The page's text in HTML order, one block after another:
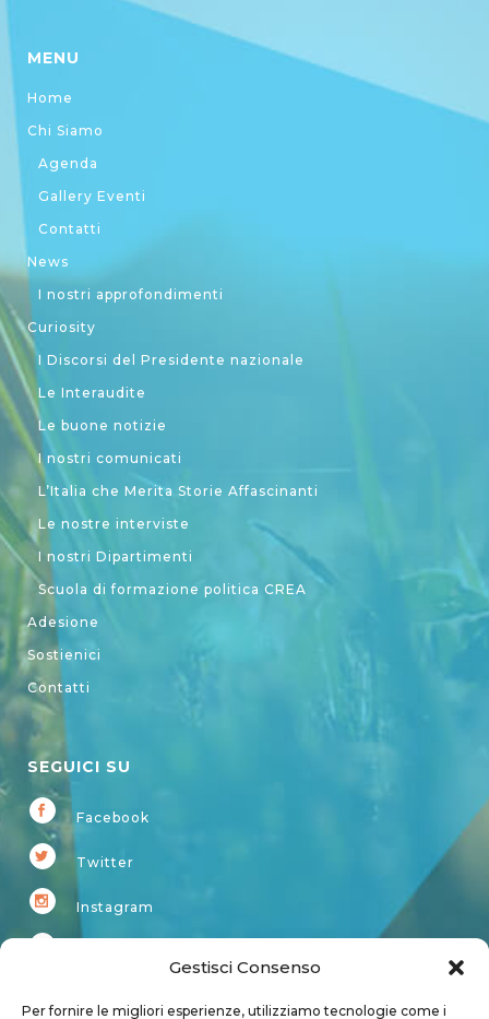
Gestisci Consenso
Per fornire le migliori esperienze, utilizziamo tecnologie come i
MENU
Home
Chi Siamo
Agenda
Gallery Eventi
Contatti
News
I nostri approfondimenti
Curiosity
I Discorsi del Presidente nazionale
Le Interaudite
Le buone notizie
I nostri comunicati
L’Italia che Merita Storie Affascinanti
Le nostre interviste
I nostri Dipartimenti
Scuola di formazione politica CREA
Adesione
Sostienici
Contatti
SEGUICI SU
Facebook
Twitter
Instagram